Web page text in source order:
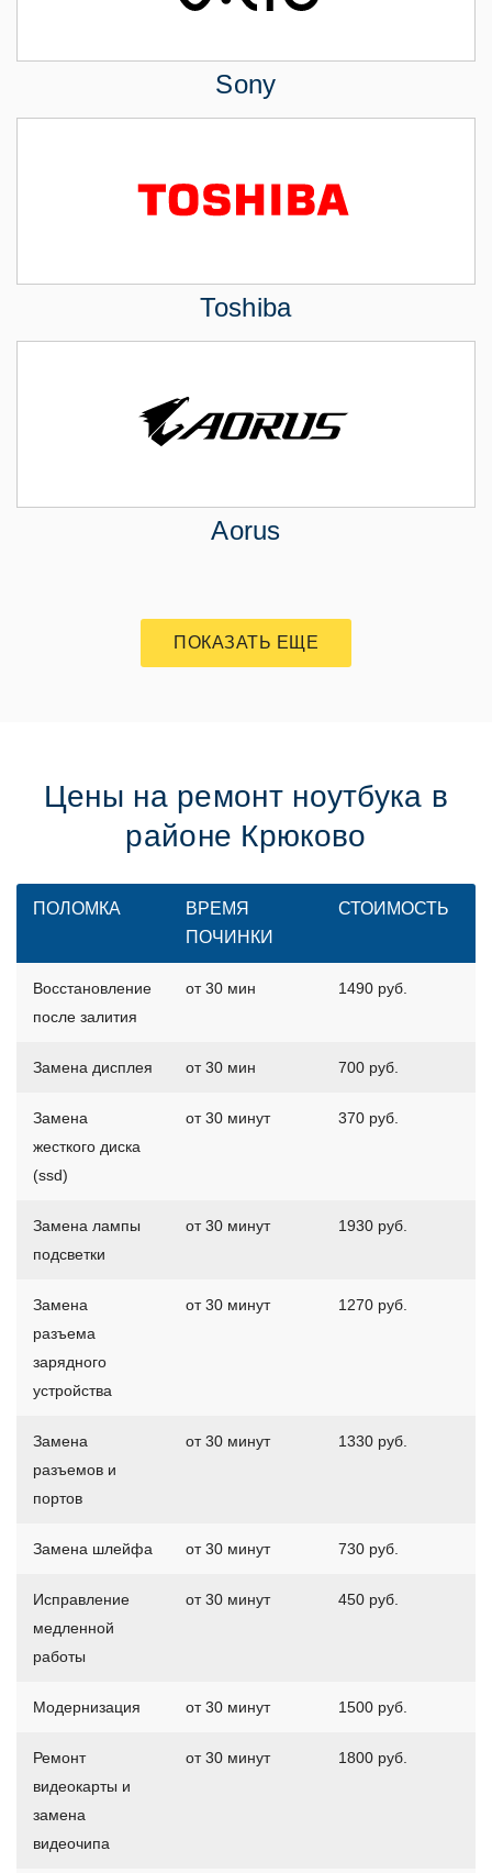
Sony
Toshiba
Aorus
ПОКАЗАТЬ ЕЩЕ
Цены на ремонт ноутбука в
районе Крюково
ПОЛОМКА
ВРЕМЯ
ПОЧИНКИ
СТОИМОСТЬ
Восстановление
после залития
от 30 мин 1490 руб.
Замена дисплея от 30 мин 700 руб.
Замена
жесткого диска
(ssd)
от 30 минут 370 руб.
Замена лампы
подсветки
от 30 минут 1930 руб.
Замена
разъема
зарядного
устройства
от 30 минут 1270 руб.
Замена
разъемов и
портов
от 30 минут 1330 руб.
Замена шлейфа от 30 минут 730 руб.
Исправление
медленной
работы
от 30 минут 450 руб.
Модернизация от 30 минут 1500 руб.
Ремонт
видеокарты и
замена
видеочипа
от 30 минут 1800 руб.